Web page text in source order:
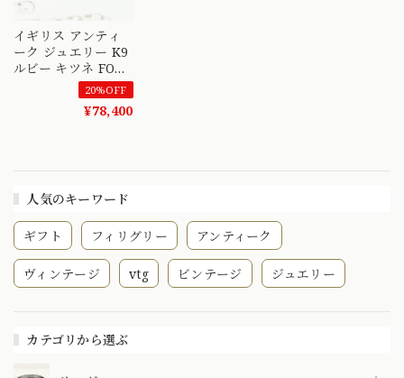
人気のキーワード
ギフト フィリグリー アンティーク
ヴィンテージ vtg ビンテージ ジュエリー
カテゴリから選ぶ
イギリス アンティ
ーク ジュエリー K9
ルビー キツネ FOX
デザイン ブローチ
20%OFF
¥78,400